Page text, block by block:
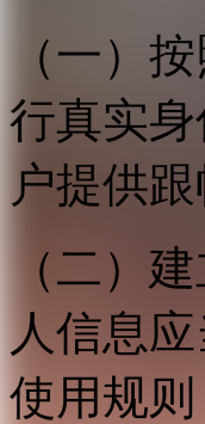
（一）
行真实
户提供跟
（二）
人信息
使用规